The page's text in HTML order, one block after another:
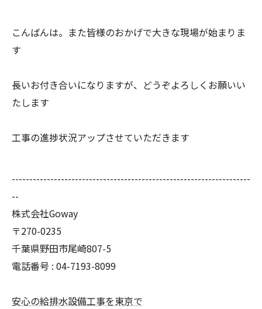
こんばんは。また皆様のおかげで大きな現場が始まりま
す
長いお付き合いになりますが、どうぞよろしくお願いい
たします
工事の進捗状況アップさせていただきます
--------------------------------------------------------------------
--
株式会社Goway
〒270-0235
千葉県野田市尾崎807-5
電話番号 : 04-7193-8099
安心の給排水設備工事を東京で